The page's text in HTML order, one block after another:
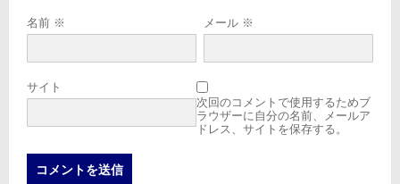
名前 ※ メール ※
サイト
次回のコメントで使用するためブ
ラウザーに自分の名前、メールア
ドレス、サイトを保存する。